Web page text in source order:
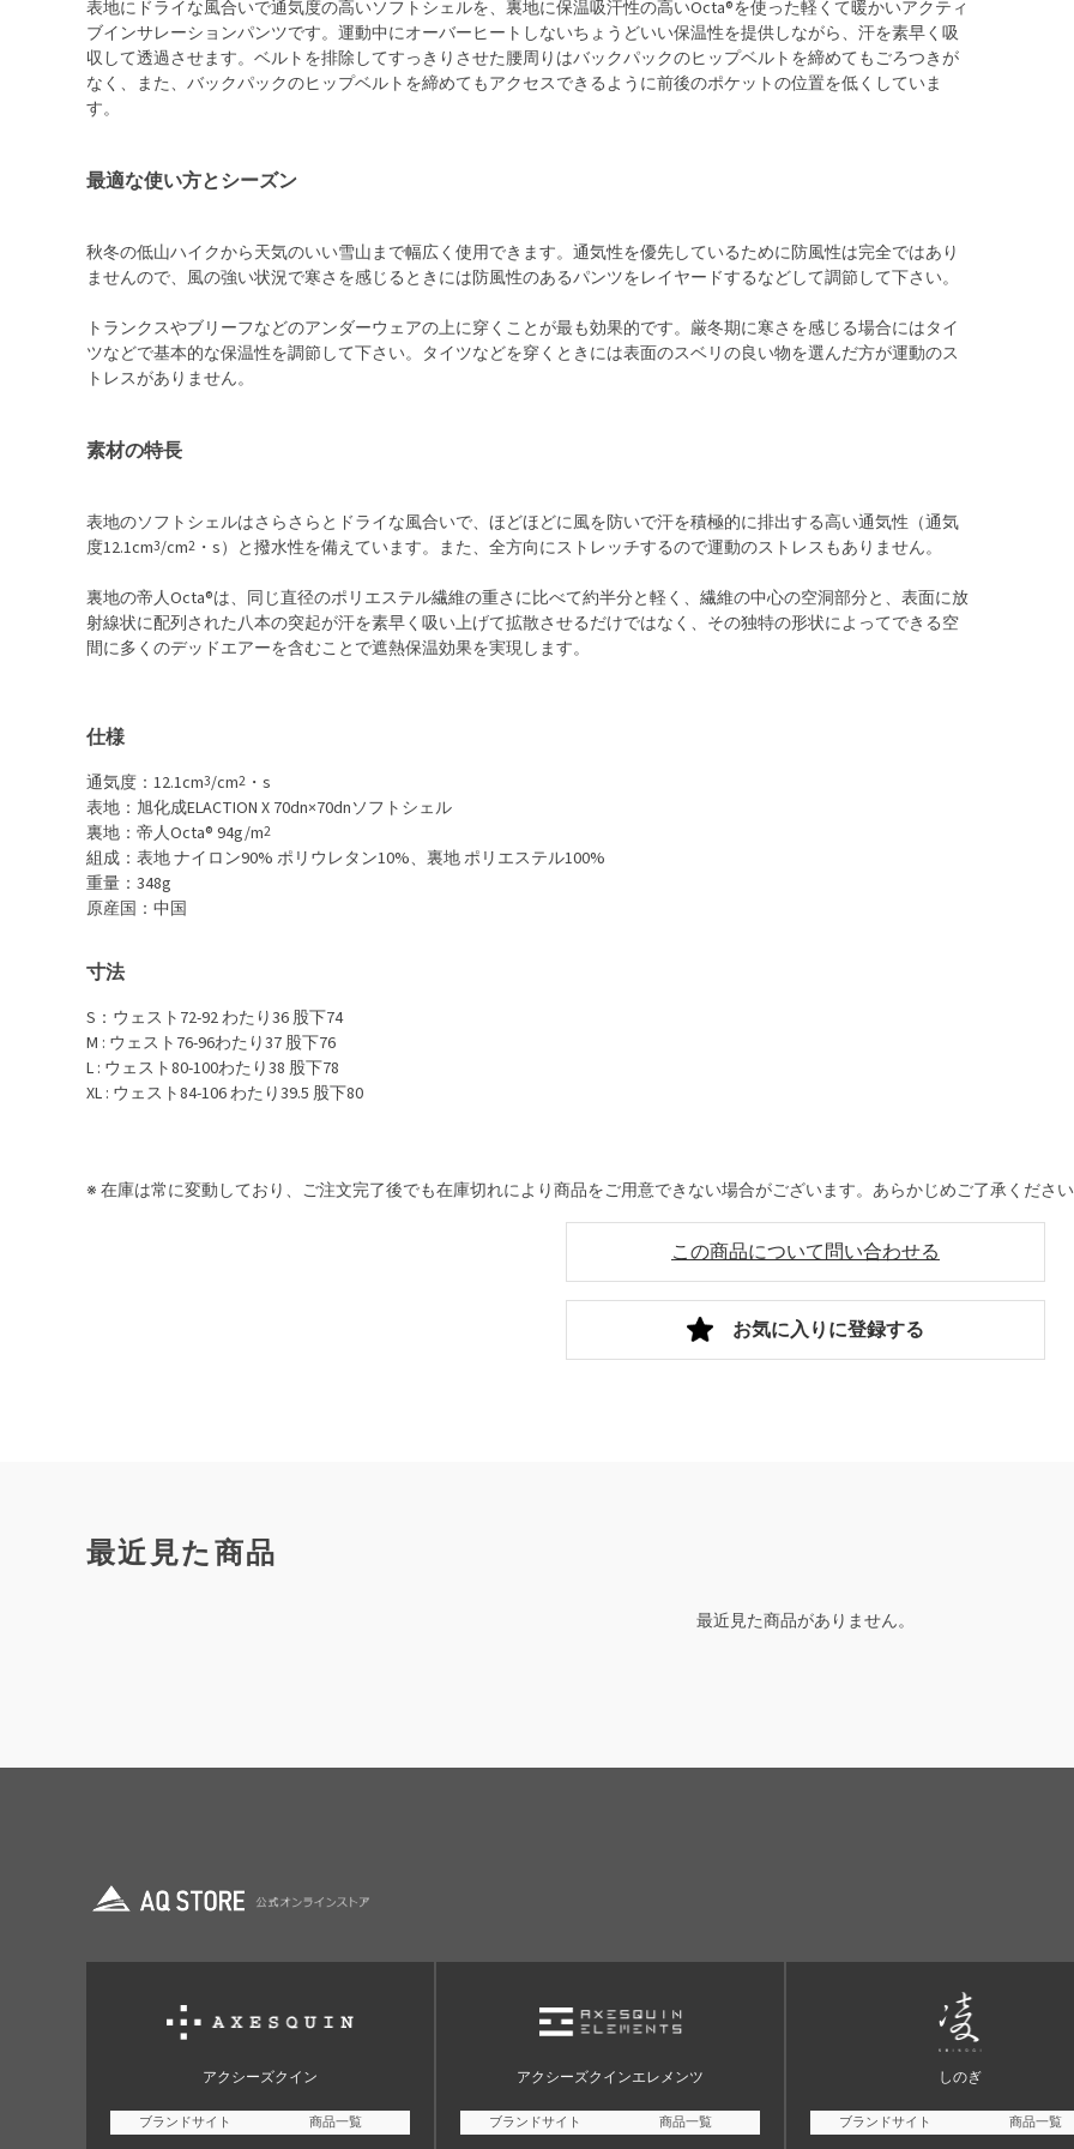
表地にドライな風合いで通気度の高いソフトシェルを、裏地に保温吸汗性の高いOcta®を使った軽くて暖かいアクティ
ブインサレーションパンツです。運動中にオーバーヒートしないちょうどいい保温性を提供しながら、汗を素早く吸
収して透過させます。ベルトを排除してすっきりさせた腰周りはバックパックのヒップベルトを締めてもごろつきが
なく、また、バックパックのヒップベルトを締めてもアクセスできるように前後のポケットの位置を低くしていま
す。
最適な使い方とシーズン
秋冬の低山ハイクから天気のいい雪山まで幅広く使用できます。通気性を優先しているために防風性は完全ではあり
ませんので、風の強い状況で寒さを感じるときには防風性のあるパンツをレイヤードするなどして調節して下さい。
トランクスやブリーフなどのアンダーウェアの上に穿くことが最も効果的です。厳冬期に寒さを感じる場合にはタイ
ツなどで基本的な保温性を調節して下さい。タイツなどを穿くときには表面のスベリの良い物を選んだ方が運動のス
トレスがありません。
素材の特長
表地のソフトシェルはさらさらとドライな風合いで、ほどほどに風を防いで汗を積極的に排出する高い通気性（通気
度12.1cm3/cm2 ・s）と撥水性を備えています。また、全方向にストレッチするので運動のストレスもありません。
裏地の帝人Octa®は、同じ直径のポリエステル繊維の重さに比べて約半分と軽く、繊維の中心の空洞部分と、表面に放
射線状に配列された八本の突起が汗を素早く吸い上げて拡散させるだけではなく、その独特の形状によってできる空
間に多くのデッドエアーを含むことで遮熱保温効果を実現します。
仕様
通気度：12.1cm3/cm2 ・s
表地：旭化成ELACTION X 70dn×70dnソフトシェル
裏地：帝人Octa® 94g/m2
組成：表地 ナイロン90% ポリウレタン10%、裏地 ポリエステル100%
重量：348g
原産国：中国
寸法
S：ウェスト72-92 わたり36 股下74
M : ウェスト76-96わたり37 股下76
L : ウェスト80-100わたり38 股下78
XL : ウェスト84-106 わたり39.5 股下80
※ 在庫は常に変動しており、ご注文完了後でも在庫切れにより商品をご用意できない場合がございます。あらかじめご了承くださ
この商品について問い合わせる
お気に入りに登録する
最近見た商品
最近見た商品がありません。
アクシーズクイン
ブランドサイト 商品一覧
アクシーズクインエレメンツ
ブランドサイト 商品一覧
しのぎ
ブランドサイト 商品一覧